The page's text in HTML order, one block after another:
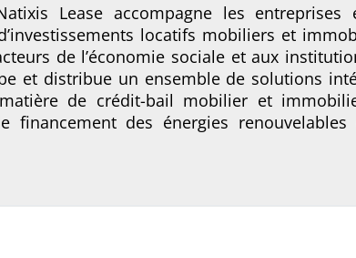
Lease accompagne les entreprises
locatifs mobiliers et
de l’économie sociale et aux
et distribue un ensemble de solutions
de crédit-bail mobilier et
financement des énergies